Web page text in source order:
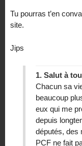
Tu pourras t’en
site.
Jips
1. Salut à
Chacun sa
beaucoup
eux qui me
depuis
députés, des
PCF ne fait